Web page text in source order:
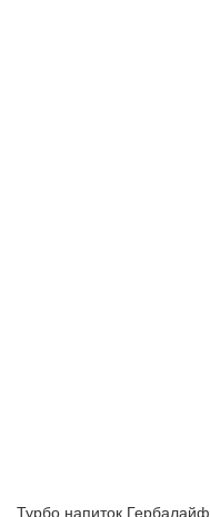
Турбо напиток Гербалайф